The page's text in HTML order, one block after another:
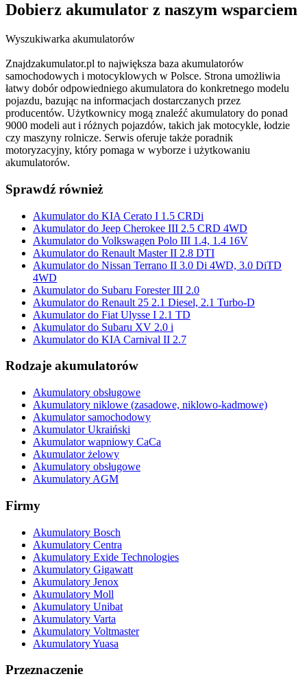
Dobierz akumulator z naszym wsparciem
Wyszukiwarka akumulatorów
Znajdzakumulator.pl to największa baza akumulatorów
samochodowych i motocyklowych w Polsce. Strona umożliwia
łatwy dobór odpowiedniego akumulatora do konkretnego modelu
pojazdu, bazując na informacjach dostarczanych przez
producentów. Użytkownicy mogą znaleźć akumulatory do ponad
9000 modeli aut i różnych pojazdów, takich jak motocykle, łodzie
czy maszyny rolnicze. Serwis oferuje także poradnik
motoryzacyjny, który pomaga w wyborze i użytkowaniu
akumulatorów.
Sprawdź również
Akumulator do KIA Cerato I 1.5 CRDi
Akumulator do Jeep Cherokee III 2.5 CRD 4WD
Akumulator do Volkswagen Polo III 1.4, 1.4 16V
Akumulator do Renault Master II 2.8 DTI
Akumulator do Nissan Terrano II 3.0 Di 4WD, 3.0 DiTD
4WD
Akumulator do Subaru Forester III 2.0
Akumulator do Renault 25 2.1 Diesel, 2.1 Turbo-D
Akumulator do Fiat Ulysse I 2.1 TD
Akumulator do Subaru XV 2.0 i
Akumulator do KIA Carnival II 2.7
Rodzaje akumulatorów
Akumulatory obsługowe
Akumulatory niklowe (zasadowe, niklowo-kadmowe)
Akumulator samochodowy
Akumulator Ukraiński
Akumulator wapniowy CaCa
Akumulator żelowy
Akumulatory obsługowe
Akumulatory AGM
Firmy
Akumulatory Bosch
Akumulatory Centra
Akumulatory Exide Technologies
Akumulatory Gigawatt
Akumulatory Jenox
Akumulatory Moll
Akumulatory Unibat
Akumulatory Varta
Akumulatory Voltmaster
Akumulatory Yuasa
Przeznaczenie